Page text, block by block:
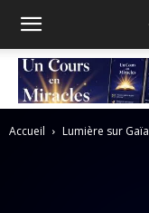
Accueil Lumière sur Gaïa